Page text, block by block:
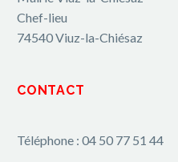
Chef-lieu
74540 Viuz-la-Chiésaz
CONTACT
Téléphone : 04 50 77 51 44